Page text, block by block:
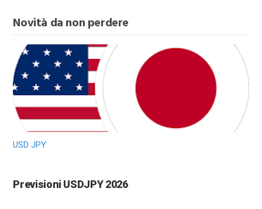
Novità da non perdere
USD JPY
Previsioni USDJPY 2026